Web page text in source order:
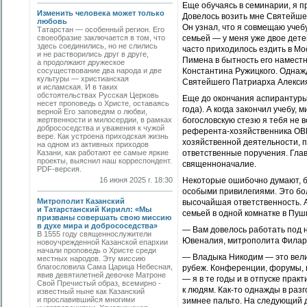
Изменить человека может только
любовь
Татарстан — особенный регион. Его
своеобразие заключается в том, что
здесь соединились, но не слились
и не растворились друг в друге,
а продолжают дружеское
сосуществование два народа и две
культуры — христианская
и исламская. И в таких
обстоятельствах Русская Церковь
несет проповедь о Христе, оставаясь
верной Его заповедям о любви,
жертвенности и милосердии, в рамках
добрососедства и уважения к чужой
вере. Как устроена приходская жизнь
на одном из активных приходов
Казани, как работают ее самые яркие
проекты, выяснил наш корреспондент.
PDF-версия.
16 июня 2025 г. 18:30
Митрополит Казанский
и Татарстанский Кирилл: «Мы
призваны совершать свою миссию
в духе мира и добрососедства»
В 1555 году священнослужители
новоучрежденной Казанской епархии
начали проповедь о Христе среди
местных народов. Эту миссию
благословила Сама Царица Небесная,
явив девятилетней девочке Матроне
Свой Пречистый образ, всемирно ­
известный ныне как Казанский
и прославившийся многими
Еще обучаясь в семинарии, я
Довелось возить мне
Он узнал, что я совмещаю
семьей — у меня уже двое
часто приходилось ездить в
Пимена в бытность его
Константина Ружицкого.
Святейшего Патриарха
Еще до окончания
года). А когда закончил
богословскую стезю я тебя не
референта-хозяйственника
хозяйственной
ответственные поручения.
священноначалие.
Некоторые ошибочно думают,
особыми привилегиями. Это
высочайшая
семьей в одной комнатке в
— Вам довелось работать под
Ювеналия, митрополита
— Владыка Никодим — это
рубеж. Конференции, форумы,
— я в те годы и в отпуске
к людям. Как-то однажды в
зимнее пальто. На следующий